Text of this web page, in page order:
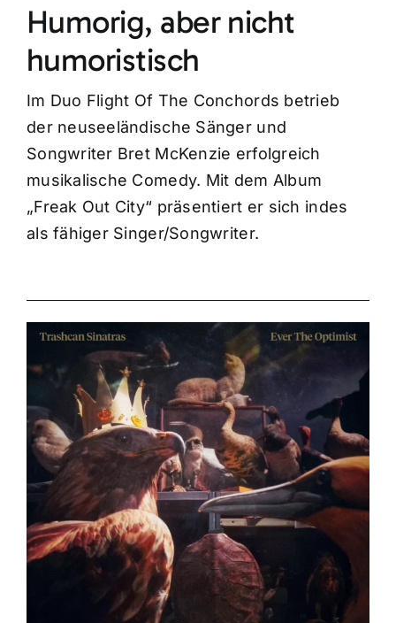
Humorig, aber nicht
humoristisch
Im Duo Flight Of The Conchords betrieb
der neuseeländische Sänger und
Songwriter Bret McKenzie erfolgreich
musikalische Comedy. Mit dem Album
„Freak Out City“ präsentiert er sich indes
als fähiger Singer/Songwriter.